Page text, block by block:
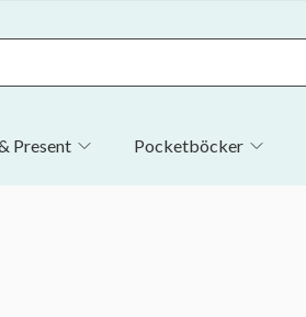
Present Pocketböcker